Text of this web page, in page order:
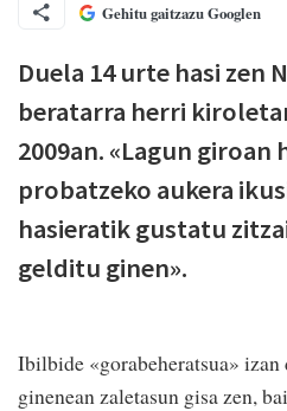
Gehitu gaitzazu Googlen
Duela 14 urte hasi zen
beratarra herri
2009an. «Lagun giroan
probatzeko aukera
hasieratik gustatu
gelditu ginen».
Ibilbide «gorabeheratsua»
ginenean zaletasun gisa zen,